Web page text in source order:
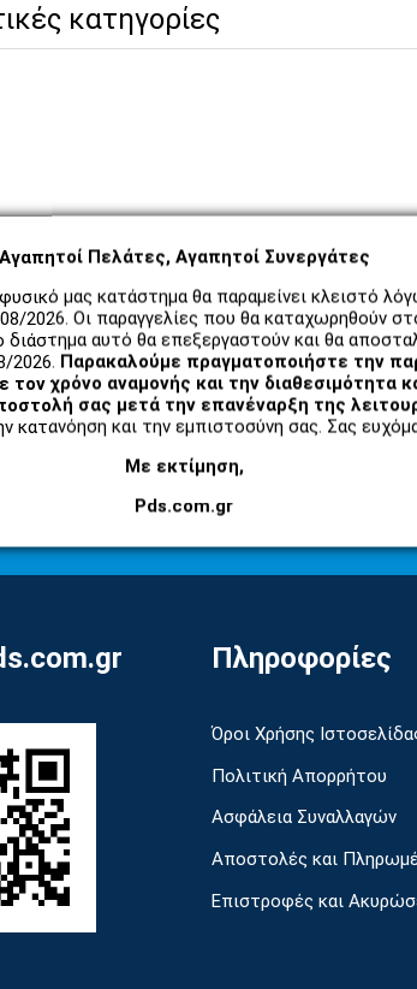
Αγαπητοί Πελάτες, Αγαπητοί Συνεργάτες
μας κατάστημα θα παραμείνει κλειστό
2026. Οι παραγγελίες που θα καταχωρηθούν
αυτό θα επεξεργαστούν και θα
2026. Παρακαλούμε πραγματοποιήστε την
χρόνο αναμονής και την διαθεσιμότητα
σας μετά την επανέναρξη της
κατανόηση και την εμπιστοσύνη σας. Σας
Με εκτίμηση,
Pds.com.gr
κατηγορίες
στο newsletter μας για να
τις προσφορές και τα νέα μας
Πληροφορίες
Όροι Χρήσης
Πολιτική Απορρήτου
Ασφάλεια Συναλλαγών
Αποστολές και
Επιστροφές και